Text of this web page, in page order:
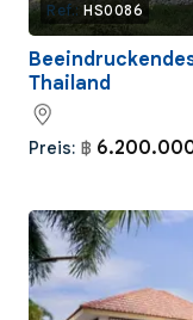
Ref.: HS0086
Thailand
Preis: ฿